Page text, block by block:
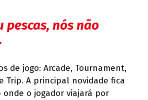
pescas, nós não
de jogo: Arcade, Tournament,
Trip. A principal novidade fica
onde o jogador viajará por